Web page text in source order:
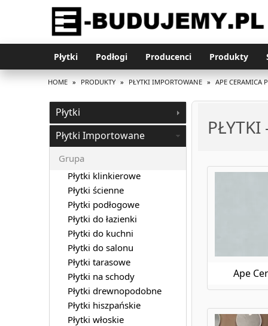
Płytki Podłogi Producenci Produkty
HOME » PRODUKTY » PŁYTKI IMPORTOWANE » APE CERAMICA
PŁYTKI
Ape
Płytki
Płytki Importowane
Grupa
Płytki klinkierowe
Płytki ścienne
Płytki podłogowe
Płytki do łazienki
Płytki do kuchni
Płytki do salonu
Płytki tarasowe
Płytki na schody
Płytki drewnopodobne
Płytki hiszpańskie
Płytki włoskie